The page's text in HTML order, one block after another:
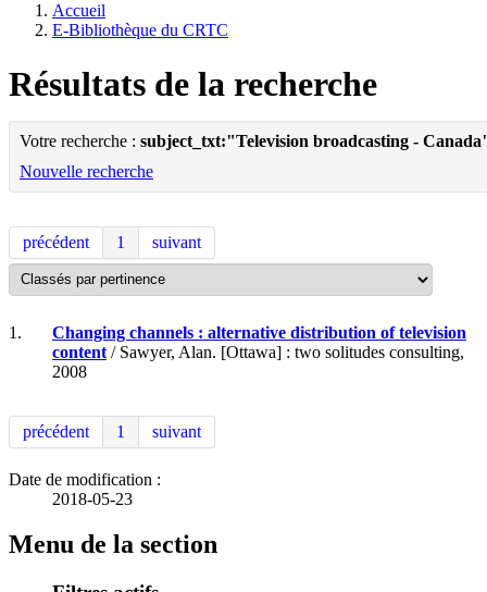
Accueil
E-Bibliothèque du CRTC
Résultats de la recherche
Votre recherche : subject_txt:"Television broadcasting -
Nouvelle recherche
précédent 1 suivant
1.
Changing channels : alternative distribution of television
content / Sawyer, Alan. [Ottawa] : two solitudes consulting,
2008
précédent 1 suivant
Date de modification :
2018-05-23
Menu de la section